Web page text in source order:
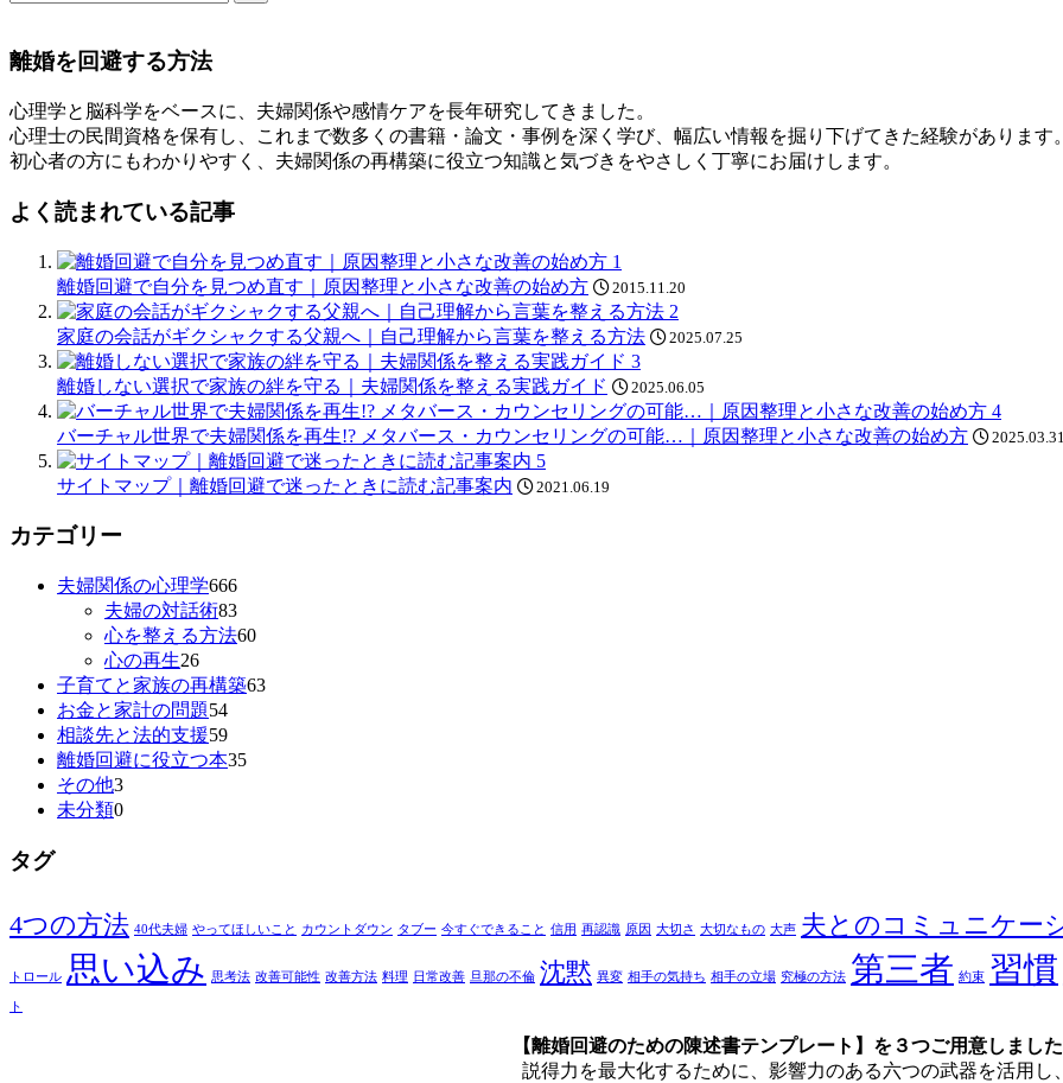
ー
ー
ド
離婚を回避する方法
心理学と脳科学をベースに、夫婦関係や感情ケアを長年研究してきました。
心理士の民間資格を保有し、これまで数多くの書籍・論文・事例を深く学び、幅広い情報を掘り下げてきた経験があります。
初心者の方にもわかりやすく、夫婦関係の再構築に役立つ知識と気づきをやさしく丁寧にお届けします。
よく読まれている記事
1
離婚回避で自分を見つめ直す｜原因整理と小さな改善の始め方
2015.11.20
2
家庭の会話がギクシャクする父親へ｜自己理解から言葉を整える方法
2025.07.25
3
離婚しない選択で家族の絆を守る｜夫婦関係を整える実践ガイド
2025.06.05
4
バーチャル世界で夫婦関係を再生!? メタバース・カウンセリングの可能…｜原因整理と小さな改善の始め方
2025.03.31
5
サイトマップ｜離婚回避で迷ったときに読む記事案内
2021.06.19
カテゴリー
夫婦関係の心理学666
夫婦の対話術83
心を整える方法60
心の再生26
子育てと家族の再構築63
お金と家計の問題54
相談先と法的支援59
離婚回避に役立つ本35
その他3
未分類0
タグ
4つの方法 40代夫婦 やってほしいこと カウントダウン タブー 今すぐできること 信用 再認識 原因 大切さ 大切なもの 大声 夫とのコミュニケー
トロール 思い込み 思考法 改善可能性 改善方法 料理 日常改善 旦那の不倫 沈黙 異変 相手の気持ち 相手の立場 究極の方法 第三者 約束 習慣
ト
【離婚回避のための陳述書テンプレート】を３つご用意しました
説得力を最大化するために、影響力のある六つの武器を活用し、